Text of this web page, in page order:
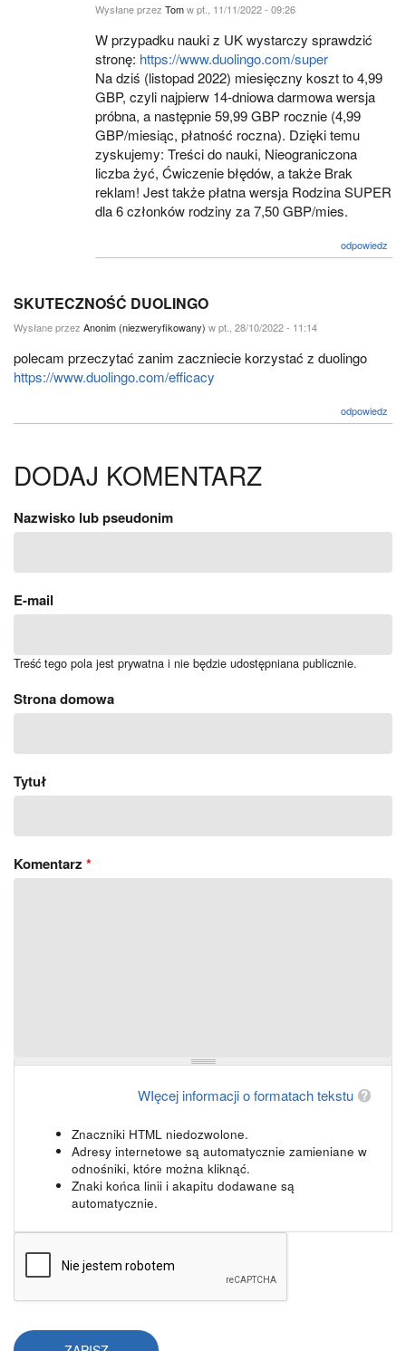
Wysłane przez Tomw pt., 11/11/2022 - 09:26
W przypadku nauki z UK wystarczy sprawdzić
stronę: https://www.duolingo.com/super
Na dziś (listopad 2022) miesięczny koszt to 4,99
GBP, czyli najpierw 14-dniowa darmowa wersja
próbna, a następnie 59,99 GBP rocznie (4,99
GBP/miesiąc, płatność roczna). Dzięki temu
zyskujemy: Treści do nauki, Nieograniczona
liczba żyć, Ćwiczenie błędów, a także Brak
reklam! Jest także płatna wersja Rodzina SUPER
dla 6 członków rodziny za 7,50 GBP/mies.
odpowiedz
SKUTECZNOŚĆ DUOLINGO
Wysłane przez Anonim (niezweryfikowany) w pt., 28/10/2022 - 11:14
polecam przeczytać zanim zaczniecie korzystać z duolingo
https://www.duolingo.com/efficacy
odpowiedz
DODAJ KOMENTARZ
Nazwisko lub pseudonim
E-mail
Treść tego pola jest prywatna i nie będzie udostępniana publicznie.
Strona domowa
Tytuł
Komentarz *
WIęcej informacji o formatach tekstu
Znaczniki HTML niedozwolone.
Adresy internetowe są automatycznie zamieniane w
odnośniki, które można kliknąć.
Znaki końca linii i akapitu dodawane są
automatycznie.